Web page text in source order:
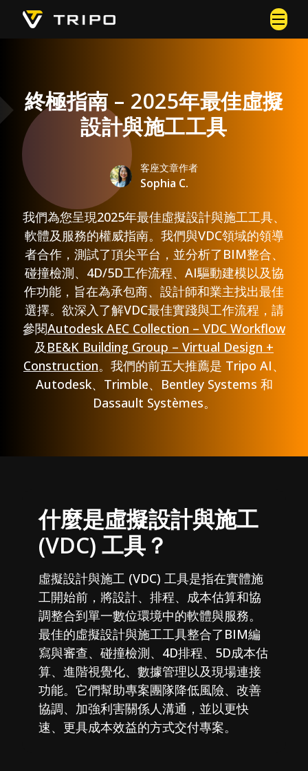
終極指南 – 2025年最佳虛擬
設計與施工工具
客座文章作者
Sophia C.
我們為您呈現2025年最佳虛擬設計與施工工具、
軟體及服務的權威指南。我們與VDC領域的領導
者合作，測試了頂尖平台，並分析了BIM整合、
碰撞檢測、4D/5D工作流程、AI驅動建模以及協
作功能，旨在為承包商、設計師和業主找出最佳
選擇。欲深入了解VDC最佳實踐與工作流程，請
參閱Autodesk AEC Collection – VDC Workflow
及 BE&K Building Group – Virtual Design +
Construction。我們的前五大推薦是 Tripo AI、
Autodesk、Trimble、Bentley Systems 和
Dassault Systèmes。
什麼是虛擬設計與施工
(VDC) 工具？
虛擬設計與施工 (VDC) 工具是指在實體施
工開始前，將設計、排程、成本估算和協
調整合到單一數位環境中的軟體與服務。
最佳的虛擬設計與施工工具整合了BIM編
寫與審查、碰撞檢測、4D排程、5D成本估
算、進階視覺化、數據管理以及現場連接
功能。它們幫助專案團隊降低風險、改善
協調、加強利害關係人溝通，並以更快
速、更具成本效益的方式交付專案。